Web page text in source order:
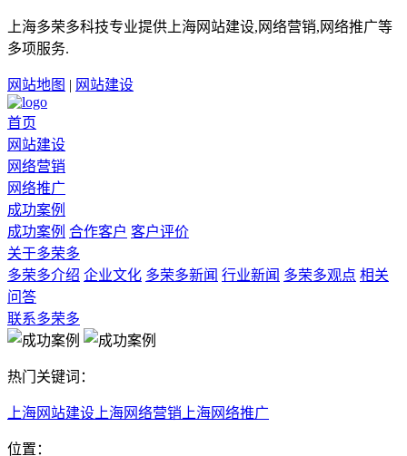
上海多荣多科技专业提供上海网站建设,网络营销,网络推广等
多项服务.
网站地图 | 网站建设
首页
网站建设
网络营销
网络推广
成功案例
成功案例 合作客户 客户评价
关于多荣多
多荣多介绍 企业文化 多荣多新闻 行业新闻 多荣多观点 相关
问答
联系多荣多
热门关键词：
上海网站建设 上海网络营销 上海网络推广
位置：